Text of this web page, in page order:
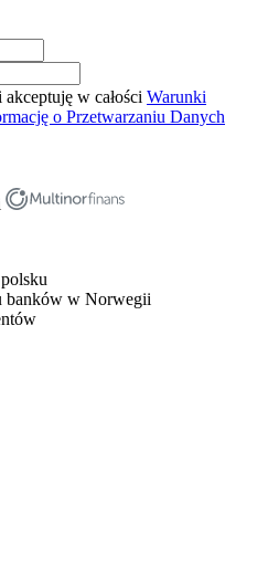
akceptuję w całości Warunki
o Przetwarzaniu Danych
banków w Norwegii